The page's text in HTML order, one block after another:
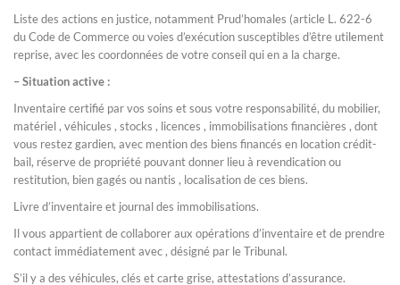
Liste des actions en justice, notamment Prud’homales (article L. 622-6
du Code de Commerce ou voies d’exécution susceptibles d’être utilement
reprise, avec les coordonnées de votre conseil qui en a la charge.
– Situation active :
Inventaire certifié par vos soins et sous votre responsabilité, du mobilier,
matériel , véhicules , stocks , licences , immobilisations financières , dont
vous restez gardien, avec mention des biens financés en location crédit-
bail, réserve de propriété pouvant donner lieu à revendication ou
restitution, bien gagés ou nantis , localisation de ces biens.
Livre d’inventaire et journal des immobilisations.
Il vous appartient de collaborer aux opérations d’inventaire et de prendre
contact immédiatement avec , désigné par le Tribunal.
S’il y a des véhicules, clés et carte grise, attestations d’assurance.